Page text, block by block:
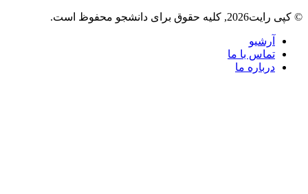
© کپی رایت2026, کلیه حقوق برای دانشجو محفوظ است.
آرشیو
تماس با ما
درباره ما